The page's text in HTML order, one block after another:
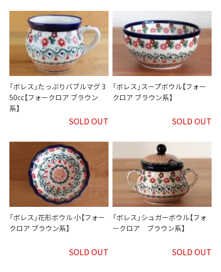
「ボレス」たっぷりバブルマグ 3
50cc【フォークロア ブラウン
系】
SOLD OUT
「ボレス」スープボウル【フォー
クロア ブラウン系】
SOLD OUT
「ボレス」花形ボウル 小【フォー
クロア ブラウン系】
SOLD OUT
「ボレス」シュガーボウル【フォ
ークロア ブラウン系】
SOLD OUT